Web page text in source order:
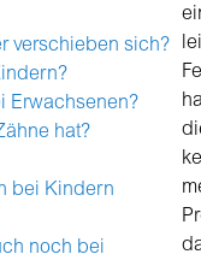
verschieben sich?
Erwachsenen?
hat?
bei Kindern
noch bei